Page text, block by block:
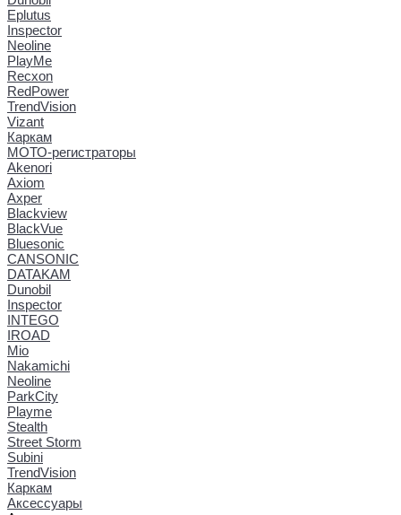
Eplutus
Inspector
Neoline
PlayMe
Recxon
RedPower
TrendVision
Vizant
Каркам
МОТО-регистраторы
Akenori
Axiom
Axper
Blackview
BlackVue
Bluesonic
CANSONIC
DATAKAM
Dunobil
Inspector
INTEGO
IROAD
Mio
Nakamichi
Neoline
ParkCity
Playme
Stealth
Street Storm
Subini
TrendVision
Каркам
Аксессуары